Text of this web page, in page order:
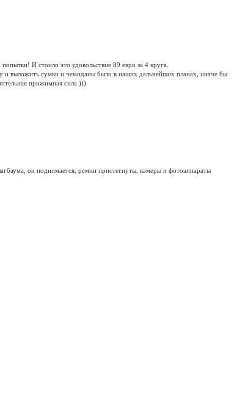
И стоило это удовольствие 89 евро за 4 круга.
и выложить сумки и чемоданы было в наших дальнейших планах, иначе бы
прижимная сила )))
он поднимается, ремни пристегнуты, камеры и фотоаппараты